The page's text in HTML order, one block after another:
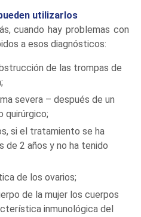
utilizarlos
cuando hay problemas con
a esos diagnósticos:
de las trompas de
severa – después de un
quirúrgico;
si el tratamiento se ha
de 2 años y no ha tenido
de los ovarios;
de la mujer los cuerpos
inmunológica del